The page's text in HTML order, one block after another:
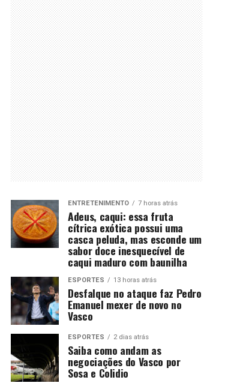
ENTRETENIMENTO 7 horas atrás
Adeus, caqui: essa fruta
cítrica exótica possui uma
casca peluda, mas esconde um
sabor doce inesquecível de
caqui maduro com baunilha
ESPORTES 13 horas atrás
Desfalque no ataque faz Pedro
Emanuel mexer de novo no
Vasco
ESPORTES 2 dias atrás
Saiba como andam as
negociações do Vasco por
Sosa e Colidio